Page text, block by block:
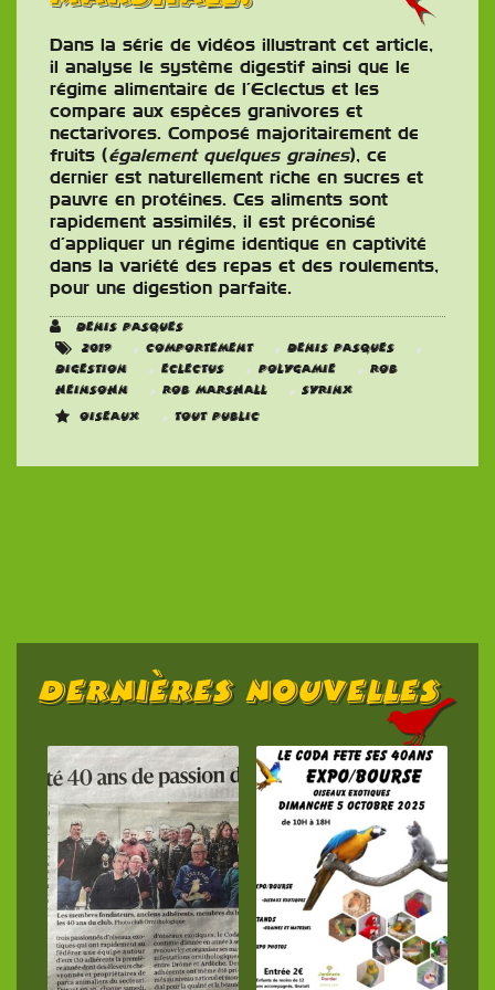
Dans la série de vidéos illustrant cet article,
il analyse le système digestif ainsi que le
régime alimentaire de l’Eclectus et les
compare aux espèces granivores et
nectarivores. Composé majoritairement de
fruits (également quelques graines), ce
dernier est naturellement riche en sucres et
pauvre en protéines. Ces aliments sont
rapidement assimilés, il est préconisé
d’appliquer un régime identique en captivité
dans la variété des repas et des roulements,
pour une digestion parfaite.
Denis Pasques
2019
, Comportement , Denis Pasques ,
Digestion , Eclectus , Polygamie , Rob
Heinsohn
, Rob Marshall , Syrinx
Oiseaux
, Tout public
Dernières Nouvelles